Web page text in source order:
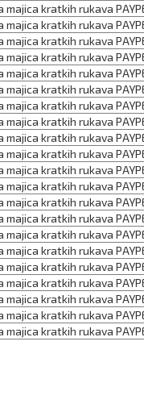
majica kratkih rukava
majica kratkih rukava
majica kratkih rukava
majica kratkih rukava
majica kratkih rukava
majica kratkih rukava
majica kratkih rukava
majica kratkih rukava
majica kratkih rukava
majica kratkih rukava
majica kratkih rukava
majica kratkih rukava
majica kratkih rukava
majica kratkih rukava
majica kratkih rukava
majica kratkih rukava
majica kratkih rukava
majica kratkih rukava
majica kratkih rukava
majica kratkih rukava
majica kratkih rukava